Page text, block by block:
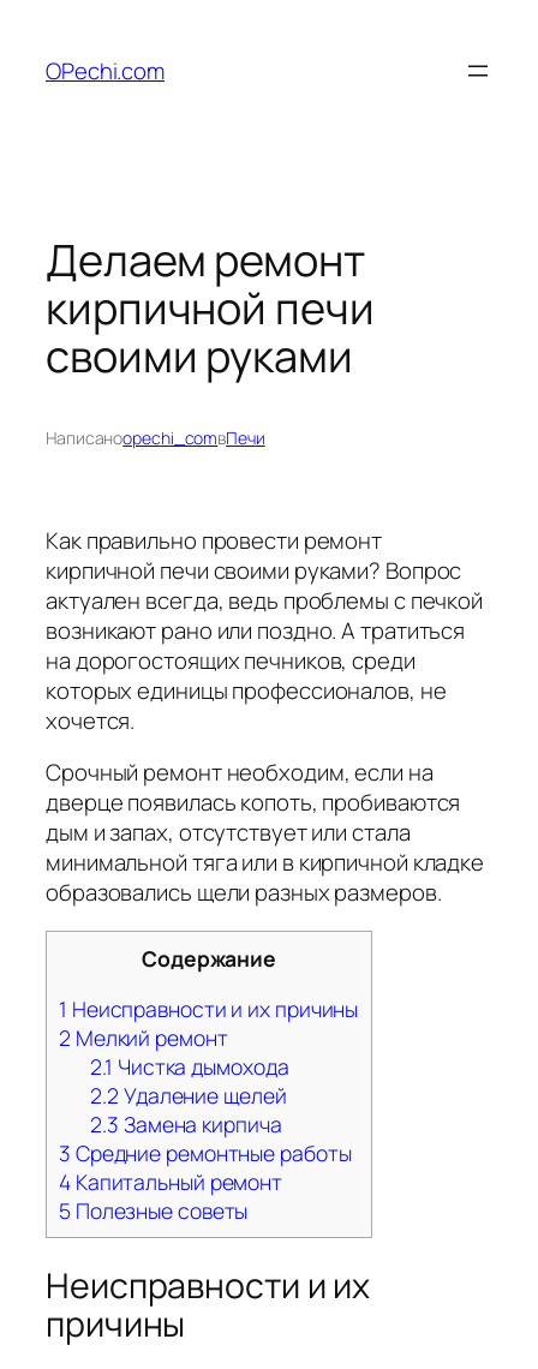
содержимому
OPechi.com
Делаем ремонт
кирпичной печи
своими руками
Написаноopechi_comвПечи
Как правильно провести ремонт
кирпичной печи своими руками? Вопрос
актуален всегда, ведь проблемы с печкой
возникают рано или поздно. А тратиться
на дорогостоящих печников, среди
которых единицы профессионалов, не
хочется.
Срочный ремонт необходим, если на
дверце появилась копоть, пробиваются
дым и запах, отсутствует или стала
минимальной тяга или в кирпичной кладке
образовались щели разных размеров.
Содержание
1 Неисправности и их причины
2 Мелкий ремонт
2.1 Чистка дымохода
2.2 Удаление щелей
2.3 Замена кирпича
3 Средние ремонтные работы
4Капитальный ремонт
5Полезные советы
Неисправности и их
причины